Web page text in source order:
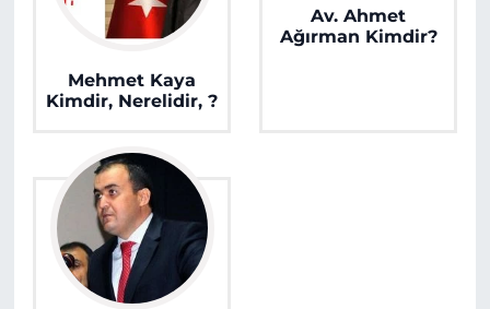
Mehmet Kaya
Kimdir, Nerelidir, ?
Av. Ahmet
Ağırman Kimdir?